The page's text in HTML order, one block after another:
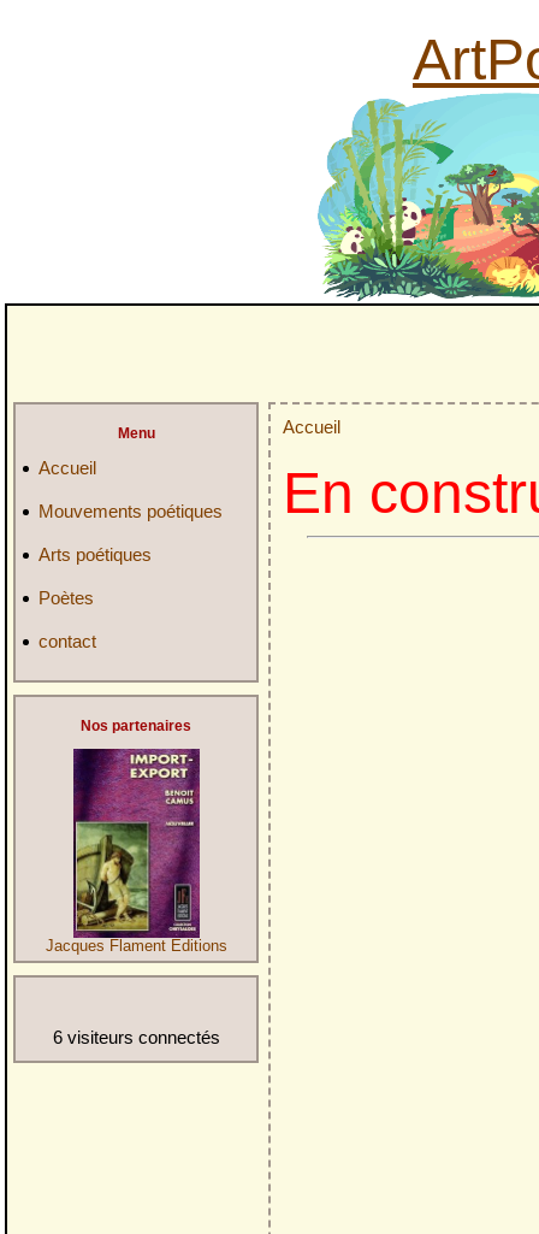
Menu
Accueil
Mouvements poétiques
Arts poétiques
Poètes
contact
Nos partenaires
Jacques Flament Editions
6 visiteurs connectés
Accueil
En